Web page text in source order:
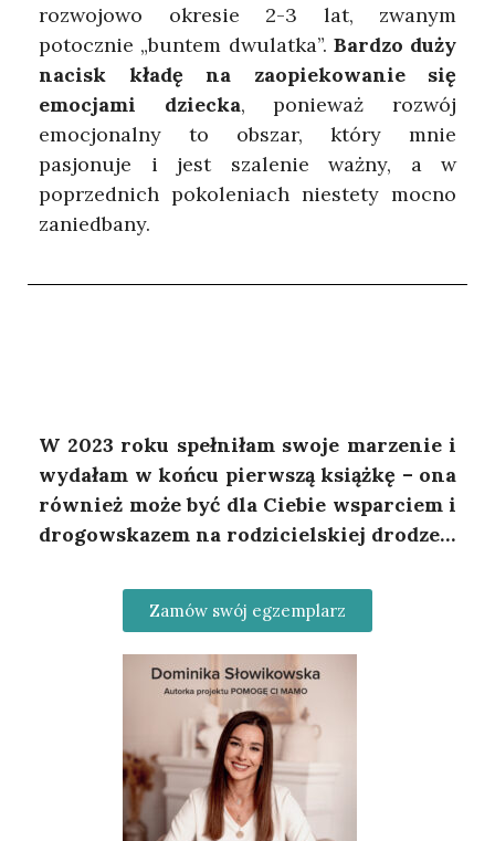
rozwojowo okresie 2-3 lat, zwanym
potocznie „buntem dwulatka”. Bardzo duży
nacisk kładę na zaopiekowanie się
emocjami dziecka, ponieważ rozwój
emocjonalny to obszar, który mnie
pasjonuje i jest szalenie ważny, a w
poprzednich pokoleniach niestety mocno
zaniedbany.
W 2023 roku spełniłam swoje marzenie i
wydałam w końcu pierwszą książkę – ona
również może być dla Ciebie wsparciem i
drogowskazem na rodzicielskiej drodze…
Zamów swój egzemplarz